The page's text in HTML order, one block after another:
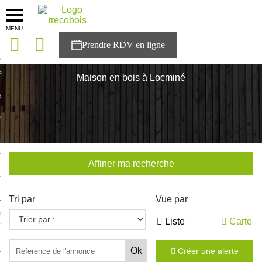
MENU
solutions
Trecobois
à NESTOR
Maison en bois à Locminé
Affiner ma recherche
Tri par Vue par
Liste Carte
Créer une alerte